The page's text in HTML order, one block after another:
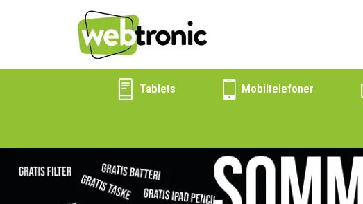
Tablets Mobiltelefoner